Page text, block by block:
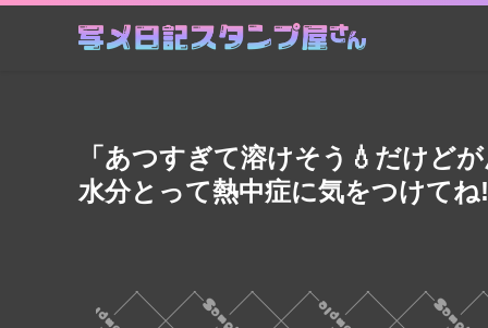
「あつすぎて溶けそう💧だけど
水分とって熱中症に気をつけて